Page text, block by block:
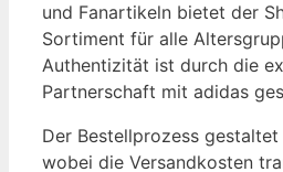
und Fanartikeln bietet der
Sortiment für alle
Authentizität ist durch die
Partnerschaft mit adidas
Der Bestellprozess
wobei die Versandkosten